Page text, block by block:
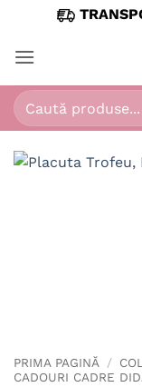
content
Caută
după:
PRIMA PAGINĂ /
CADOURI CADRE